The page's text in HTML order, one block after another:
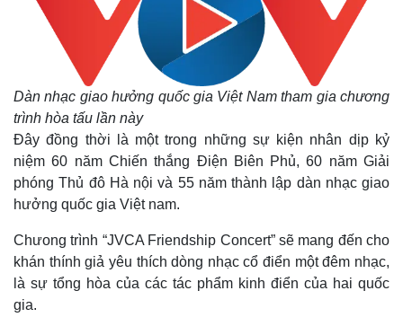
Dàn nhạc giao hưởng quốc gia Việt Nam tham gia chương
trình hòa tấu lần này
Đây đồng thời là một trong những sự kiện nhân dịp kỷ
niệm 60 năm Chiến thắng Điện Biên Phủ, 60 năm Giải
phóng Thủ đô Hà nội và 55 năm thành lập dàn nhạc giao
hưởng quốc gia Việt nam.
Chưong trình “JVCA Friendship Concert” sẽ mang đến cho
khán thính giả yêu thích dòng nhạc cổ điển một đêm nhạc,
là sự tổng hòa của các tác phẩm kinh điển của hai quốc
gia.